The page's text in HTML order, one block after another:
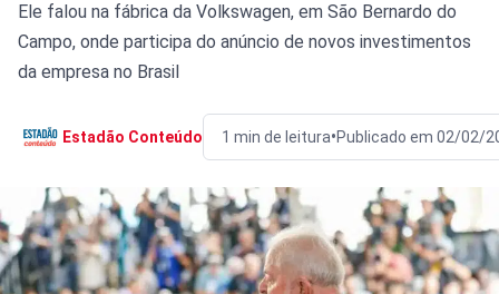
Ele falou na fábrica da Volkswagen, em São Bernardo do
Campo, onde participa do anúncio de novos investimentos
da empresa no Brasil
Estadão Conteúdo 1 min de leitura•Publicado em 02/02/